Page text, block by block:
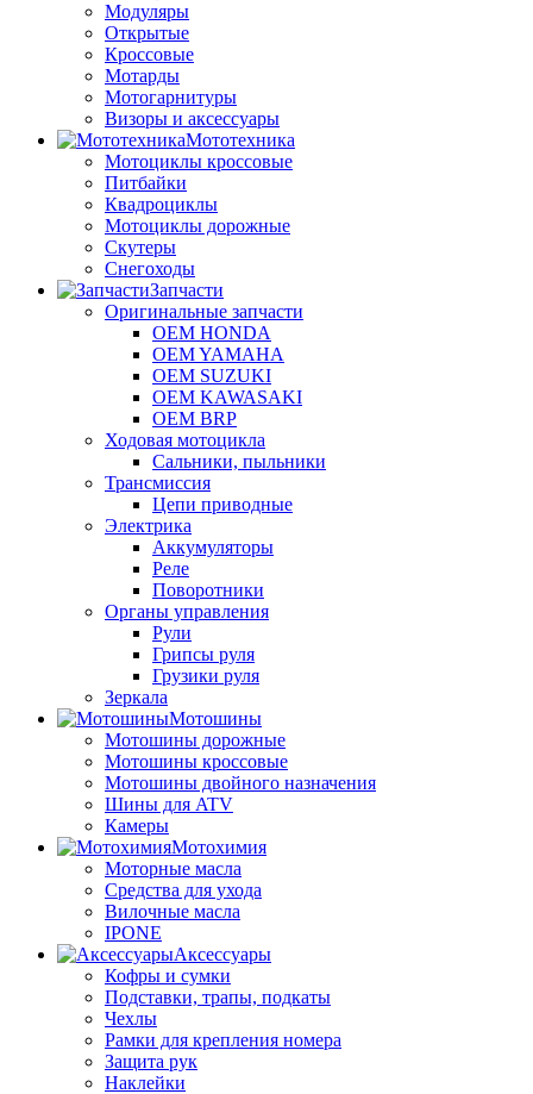
Модуляры
Открытые
Кроссовые
Мотарды
Мотогарнитуры
Визоры и аксессуары
Мототехника
Мотоциклы кроссовые
Питбайки
Квадроциклы
Мотоциклы дорожные
Скутеры
Снегоходы
Запчасти
Оригинальные запчасти
OEM HONDA
OEM YAMAHA
OEM SUZUKI
OEM KAWASAKI
OEM BRP
Ходовая мотоцикла
Сальники, пыльники
Трансмиссия
Цепи приводные
Электрика
Аккумуляторы
Реле
Поворотники
Органы управления
Рули
Грипсы руля
Грузики руля
Зеркала
Мотошины
Мотошины дорожные
Мотошины кроссовые
Мотошины двойного назначения
Шины для ATV
Камеры
Мотохимия
Моторные масла
Средства для ухода
Вилочные масла
IPONE
Аксессуары
Кофры и сумки
Подставки, трапы, подкаты
Чехлы
Рамки для крепления номера
Защита рук
Наклейки